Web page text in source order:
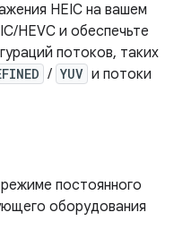
HEIC на вашем
HEVC и обеспечьте
потоков, таких
/ YUV и потоки
постоянного
оборудования